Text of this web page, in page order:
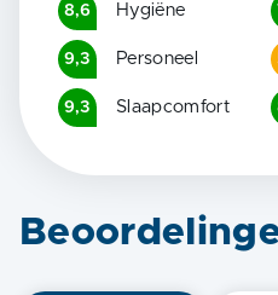
8,6 Hygiëne
9,3 Personeel
9,3 Slaapcomfort